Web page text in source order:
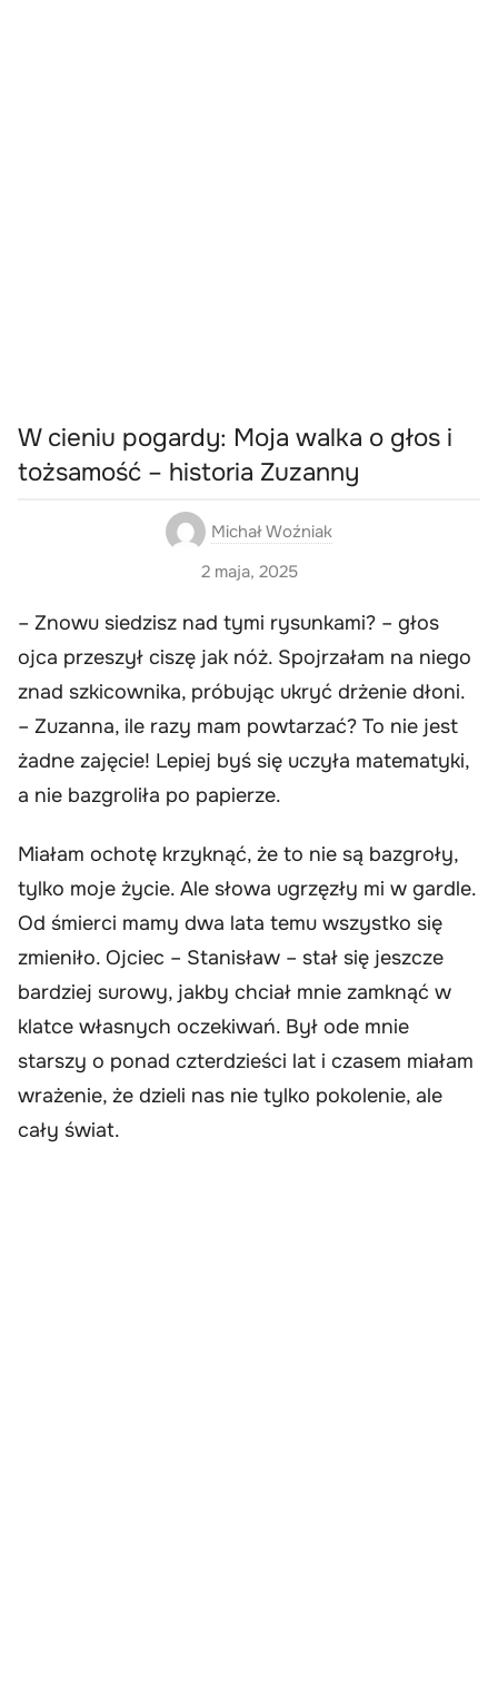
W cieniu pogardy: Moja walka o głos i
tożsamość – historia Zuzanny
Michał Woźniak
2 maja, 2025
– Znowu siedzisz nad tymi rysunkami? – głos
ojca przeszył ciszę jak nóż. Spojrzałam na niego
znad szkicownika, próbując ukryć drżenie dłoni.
– Zuzanna, ile razy mam powtarzać? To nie jest
żadne zajęcie! Lepiej byś się uczyła matematyki,
a nie bazgroliła po papierze.
Miałam ochotę krzyknąć, że to nie są bazgroły,
tylko moje życie. Ale słowa ugrzęzły mi w gardle.
Od śmierci mamy dwa lata temu wszystko się
zmieniło. Ojciec – Stanisław – stał się jeszcze
bardziej surowy, jakby chciał mnie zamknąć w
klatce własnych oczekiwań. Był ode mnie
starszy o ponad czterdzieści lat i czasem miałam
wrażenie, że dzieli nas nie tylko pokolenie, ale
cały świat.